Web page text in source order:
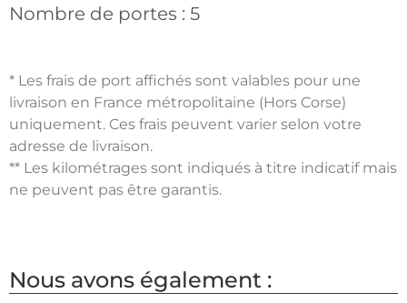
Nombre de portes : 5
* Les frais de port affichés sont valables pour une
livraison en France métropolitaine (Hors Corse)
uniquement. Ces frais peuvent varier selon votre
adresse de livraison.
** Les kilométrages sont indiqués à titre indicatif mais
ne peuvent pas être garantis.
Nous avons également :